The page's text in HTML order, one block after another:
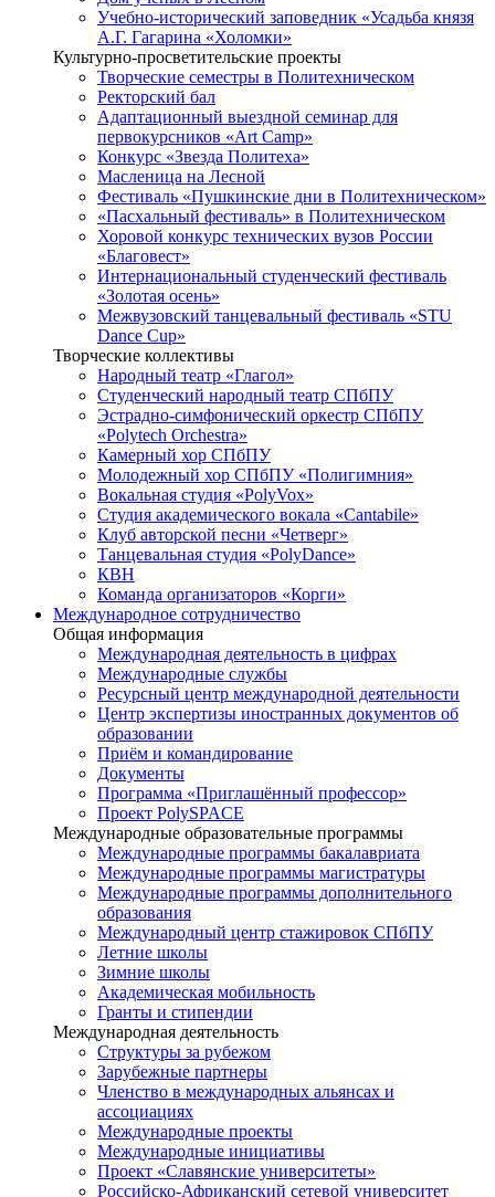
Учебно-исторический заповедник «Усадьба князя
А.Г. Гагарина «Холомки»
Культурно-просветительские проекты
Творческие семестры в Политехническом
Ректорский бал
Адаптационный выездной семинар для
первокурсников «Art Camp»
Конкурс «Звезда Политеха»
Масленица на Лесной
Фестиваль «Пушкинские дни в Политехническом»
«Пасхальный фестиваль» в Политехническом
Хоровой конкурс технических вузов России
«Благовест»
Интернациональный студенческий фестиваль
«Золотая осень»
Межвузовский танцевальный фестиваль «STU
Dance Cup»
Творческие коллективы
Народный театр «Глагол»
Студенческий народный театр СПбПУ
Эстрадно-симфонический оркестр СПбПУ
«Polytech Orchestra»
Камерный хор СПбПУ
Молодежный хор СПбПУ «Полигимния»
Вокальная студия «PolyVox»
Студия академического вокала «Cantabile»
Клуб авторской песни «Четверг»
Танцевальная студия «PolyDance»
КВН
Команда организаторов «Корги»
Международное сотрудничество
Общая информация
Международная деятельность в цифрах
Международные службы
Ресурсный центр международной деятельности
Центр экспертизы иностранных документов об
образовании
Приём и командирование
Документы
Программа «Приглашённый профессор»
Проект PolySPACE
Международные образовательные программы
Международные программы бакалавриата
Международные программы магистратуры
Международные программы дополнительного
образования
Международный центр стажировок СПбПУ
Летние школы
Зимние школы
Академическая мобильность
Гранты и стипендии
Международная деятельность
Структуры за рубежом
Зарубежные партнеры
Членство в международных альянсах и
ассоциациях
Международные проекты
Международные инициативы
Проект «Славянские университеты»
Российско-Африканский сетевой университет